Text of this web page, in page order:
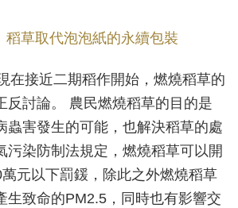
在接近二期稻作開始，燃燒稻草的
反討論。 農民燃燒稻草的目的是
蟲害發生的可能，也解決稻草的處
污染防制法規定，燃燒稻草可以開
元以下罰鍰，除此之外燃燒稻草
生致命的PM2.5，同時也有影響交